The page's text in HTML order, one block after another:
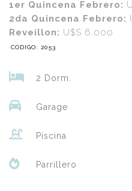
1er Quincena Febrero:
2da Quincena Febrero:
Reveillon: U$S 6.000
CODIGO: 2053
2 Dorm.
Garage
Piscina
Parrillero